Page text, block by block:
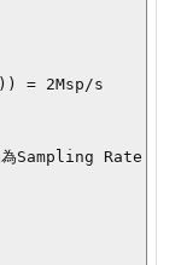
= 2Msp/s
為Sampling Rate